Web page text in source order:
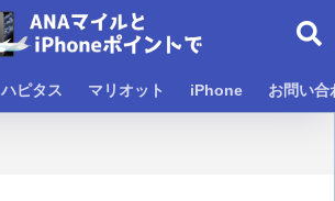
ハピタス マリオット iPhone お問い合